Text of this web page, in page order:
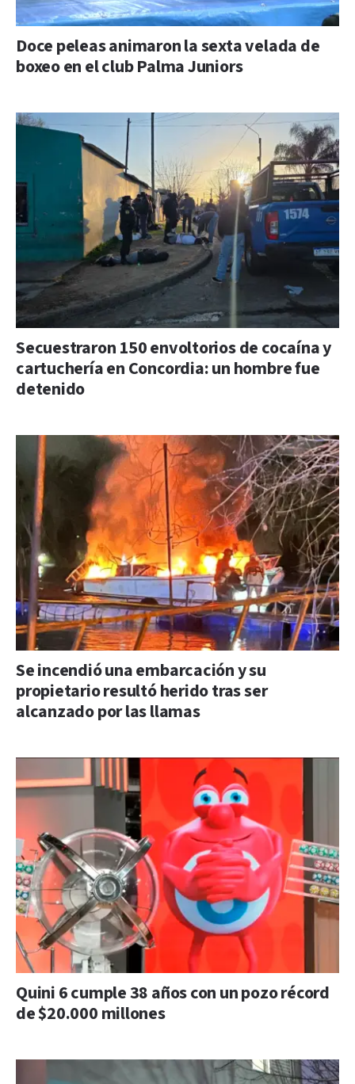
Doce peleas animaron la sexta velada de
boxeo en el club Palma Juniors
Secuestraron 150 envoltorios de cocaína y
cartuchería en Concordia: un hombre fue
detenido
Se incendió una embarcación y su
propietario resultó herido tras ser
alcanzado por las llamas
Quini 6 cumple 38 años con un pozo récord
de $20.000 millones